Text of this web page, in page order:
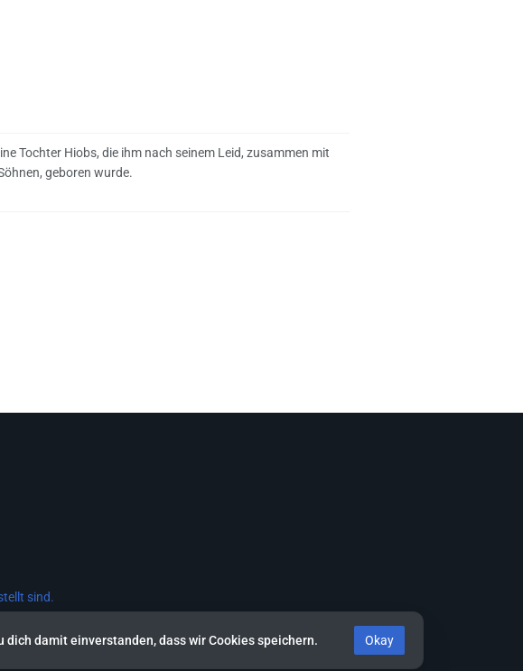
Tochter Hiobs, die ihm nach seinem Leid, zusammen mit
geboren wurde.
damit einverstanden, dass wir Cookies speichern. Okay
sind.